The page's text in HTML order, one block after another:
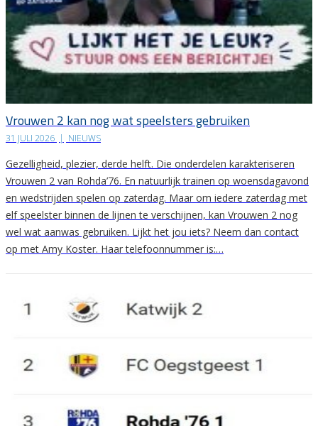
Vrouwen 2 kan nog wat speelsters gebruiken
31 JULI 2026 | NIEUWS
Gezelligheid, plezier, derde helft. Die onderdelen karakteriseren
Vrouwen 2 van Rohda’76. En natuurlijk trainen op woensdagavond
en wedstrijden spelen op zaterdag. Maar om iedere zaterdag met
elf speelster binnen de lijnen te verschijnen, kan Vrouwen 2 nog
wel wat aanwas gebruiken. Lijkt het jou iets? Neem dan contact
op met Amy Koster. Haar telefoonnummer is:…